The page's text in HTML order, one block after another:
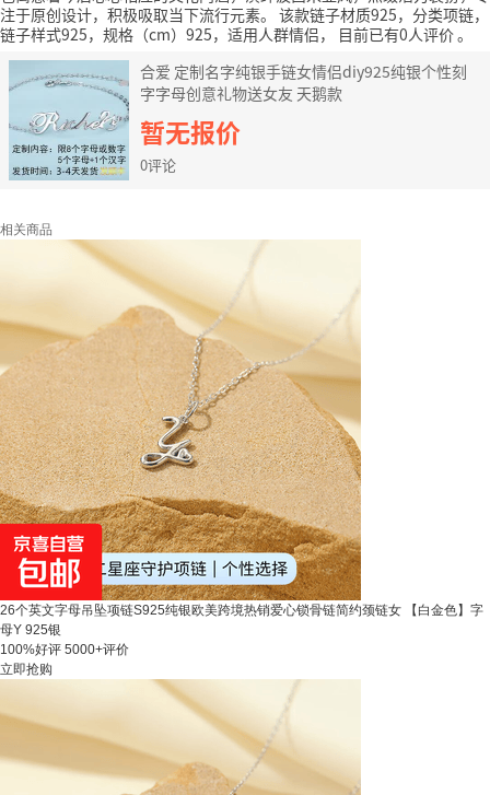
注于原创设计，积极吸取当下流行元素。 该款链子材质925，分类项链，
链子样式925，规格（cm）925，适用人群情侣，
目前已有0人评价。
合爱 定制名字纯银手链女情侣diy925纯银个性刻
字字母创意礼物送女友 天鹅款
暂无报价
0评论
相关商品
26个英文字母吊坠项链S925纯银欧美跨境热销爱心锁骨链简约颈链女 【白金色】字
母Y 925银
100%好评 5000+评价
立即抢购